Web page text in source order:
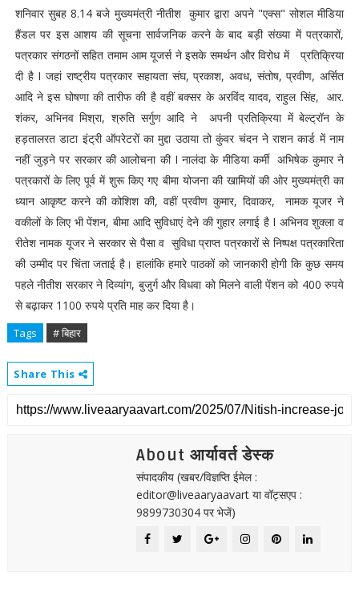
शनिवार सुबह 8.14 बजे मुख्यमंत्री नीतीश कुमार द्वारा अपने "एक्स" सोशल मीडिया
हैंडल पर इस आशय की सूचना सार्वजनिक करने के बाद बड़ी संख्या में पत्रकारों,
पत्रकार संगठनों सहित तमाम आम यूजर्स ने इसके समर्थन और विरोध में प्रतिक्रिया
दी है I जहां राष्ट्रीय पत्रकार सहायता संघ, प्रकाश, अवध, संतोष, प्रवीण, अर्सित
आदि ने इस घोषणा की तारीफ की है वहीं बक्सर के अरविंद यादव, राहुल सिंह, आर.
शंकर, अभिनव मिश्रा, श्रुति सर्गुण आदि ने अपनी प्रतिक्रिया में बेल्ट्रॉन के
हड़तालरत डाटा इंट्री ऑपरेटरों का मुद्दा उठाया तो कुंवर चंदन ने राशन कार्ड में नाम
नहीं जुड़ने पर सरकार की आलोचना की I नालंदा के मीडिया कर्मी अभिषेक कुमार ने
पत्रकारों के लिए पूर्व में शुरू किए गए बीमा योजना की खामियों की ओर मुख्यमंत्री का
ध्यान आकृष्ट करने की कोशिश की, वहीं प्रवीण कुमार, दिवाकर, नामक यूजर ने
वकीलों के लिए भी पेंशन, बीमा आदि सुविधाएं देने की गुहार लगाई है I अभिनव शुक्ला व
रीतेश नामक यूजर ने सरकार से पैसा व सुविधा प्राप्त पत्रकारों से निष्पक्ष पत्रकारिता
की उम्मीद पर चिंता जताई है। हालांकि हमारे पाठकों को जानकारी होगी कि कुछ समय
पहले नीतीश सरकार ने दिव्यांग, बुजुर्ग और विधवा को मिलने वाली पेंशन को 400 रुपये
से बढ़ाकर 1100 रुपये प्रति माह कर दिया है।
Tags # बिहार
Share This
About आर्यावर्त डेस्क
संपादकीय (खबर/विज्ञप्ति ईमेल :
editor@liveaaryaavart या वॉट्सएप :
9899730304 पर भेजें)